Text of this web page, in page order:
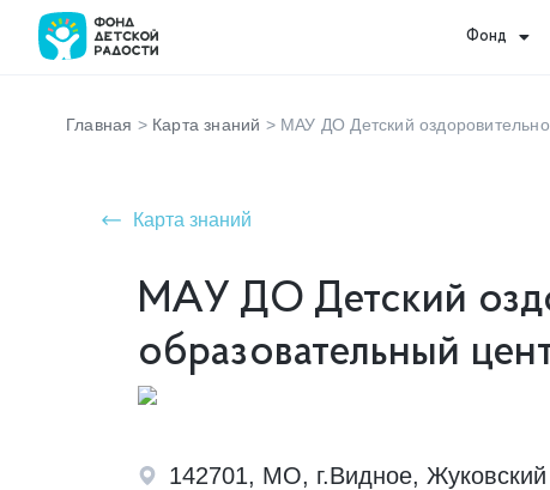
Фонд
Главная > Карта знаний > МАУ ДО Детский
Карта знаний
МАУ ДО Детский
образовательный
142701, МО, г.Видное,